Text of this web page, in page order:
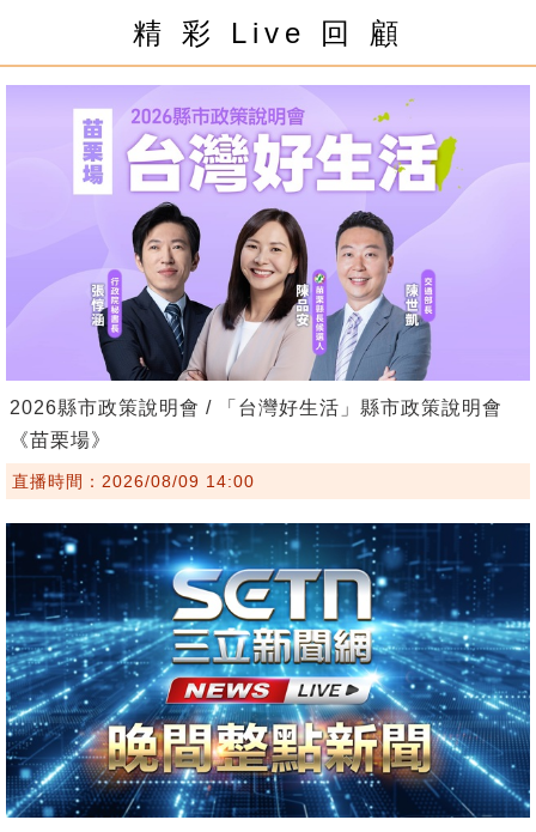
精 彩 Live 回 顧
2026縣市政策說明會 / 「台灣好生活」縣市政策說明會
《苗栗場》
直播時間：2026/08/09 14:00